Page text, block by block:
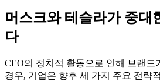
머스크와 테슬라가 중대
다
CEO의 정치적 활동으로 인해 브랜드
경우, 기업은 향후 세 가지 주요 전략